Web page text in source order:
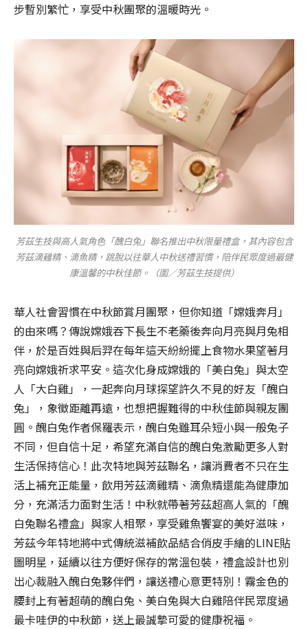
步暫別繁忙，享受中秋團聚的溫暖時光。
芳茲生技與高人氣角色「醜白兔」聯名推出中秋限量禮盒，其內容包含
芳茲滴雞精、滴魚精，跳脫以往華人中秋送禮習慣，陪伴民眾度過最健
康溫馨的中秋佳節。（圖／芳茲生技提供）
華人社會習慣在中秋節賞月團聚，但你知道「嫦娥奔月」
的由來嗎？傳說嫦娥吞下長生不老藥後奔向月亮與月兔相
伴，於是百姓與后羿在每年這天紛紛擺上食物水果望著月
亮向嫦娥祈求平安。這次化身成嫦娥的「美白兔」與太空
人「大白雞」，一起奔向月球探望許久不見的好友「醜白
兔」，象徵距離再遠，也想把握難得的中秋佳節與親友團
圓。醜白兔作者保羅表示，醜白兔雖耳朵短小與一般兔子
不同，但自信十足，希望充滿自信的醜白兔激勵更多人對
生活保持信心！此次特地與芳茲聯名，讓消費者不只在生
活上補充正能量，飲用芳茲滴雞精、滴魚精還能為健康加
分，充滿活力面對生活！中秋就帶著芳茲超高人氣的「醜
白兔聯名禮盒」與家人相聚，享受雞魚饗宴的美好滋味，
芳茲今年特地將中式傳統滋補飲品結合俏皮手繪的LINE貼
圖明星，延續以往方便好保存的常溫包裝，禮盒設計也別
出心裁融入醜白兔夥伴們，讓送禮心意更特別！霧金色的
腰封上有著超萌的醜白兔、美白兔與大白雞陪伴民眾度過
最卡哇伊的中秋節，送上最誠摯可愛的健康祝福。